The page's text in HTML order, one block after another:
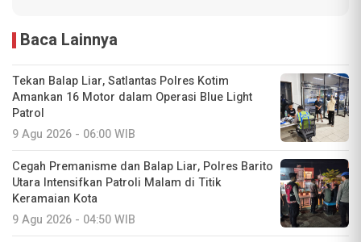
Baca Lainnya
Tekan Balap Liar, Satlantas Polres Kotim
Amankan 16 Motor dalam Operasi Blue Light
Patrol
9 Agu 2026 - 06:00 WIB
Cegah Premanisme dan Balap Liar, Polres Barito
Utara Intensifkan Patroli Malam di Titik
Keramaian Kota
9 Agu 2026 - 04:50 WIB